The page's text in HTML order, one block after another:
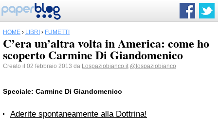
HOME › LIBRI › FUMETTI
C’era un’altra volta in America: come ho
scoperto Carmine Di Giandomenico
Creato il 02 febbraio 2013 da Lospaziobianco.it @lospaziobianco
Speciale: Carmine Di Giandomenico
Aderite spontaneamente alla Dottrina!